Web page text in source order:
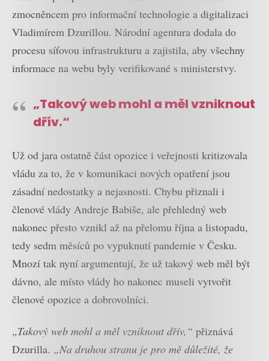
zmocněncem pro informační technologie a digitalizaci
Vladimírem Dzurillou. Národní agentura dodala do
procesu síťovou infrastrukturu a zajistila, aby všechny
informace na webu byly verifikované s ministerstvy.
„Takový web mohl a měl vzniknout
dřív.“
Už od jara ostatně část opozice i veřejnosti kritizovala
vládu za to, že v komunikaci nových opatření jsou
zásadní nedostatky a nejasnosti. Chybu přiznali i
členové vlády Andreje Babiše, ale přehledný web
nakonec přesto vznikl až na přelomu října a listopadu,
tedy sedm měsíců po vypuknutí pandemie v Česku.
Mnozí tak nyní argumentují, že už takový web měl být
dávno, ale místo vlády ho nakonec museli vytvořit
členové opozice a dobrovolníci.
„Takový web mohl a měl vzniknout dřív,“ přiznává
Dzurilla. „Na druhou stranu je pro mě důležité, že